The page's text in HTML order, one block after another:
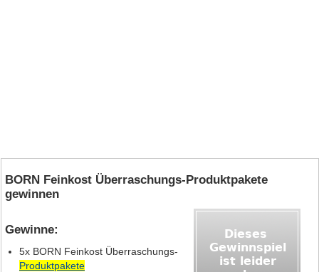
BORN Feinkost Überraschungs-Produktpakete
gewinnen
Gewinne:
5x BORN Feinkost Überraschungs-
Produktpakete